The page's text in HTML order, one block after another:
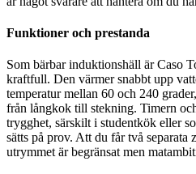
Funktioner och prestanda
Som bärbar induktionshäll är Caso
kraftfull. Den värmer snabbt upp
temperatur mellan 60 och 240
från långkok till stekning. Timern
trygghet, särskilt i studentkök eller
sätts på prov. Att du får två
utrymmet är begränsat men